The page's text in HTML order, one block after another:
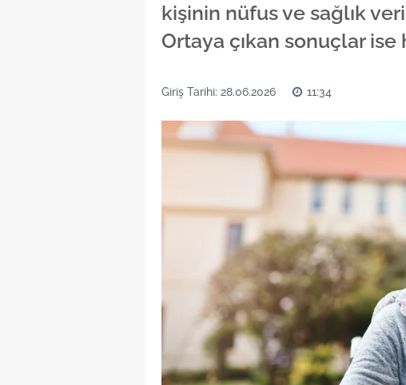
kişinin nüfus ve sağlık
Ortaya çıkan sonuçlar ise
Giriş Tarihi: 28.06.2026 11:34